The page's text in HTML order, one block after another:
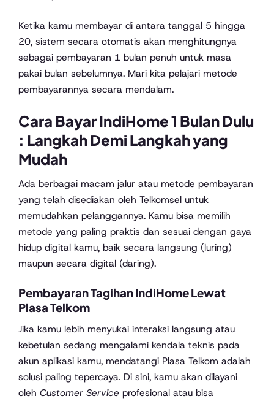
Ketika kamu membayar di antara tanggal 5 hingga
20, sistem secara otomatis akan menghitungnya
sebagai pembayaran 1 bulan penuh untuk masa
pakai bulan sebelumnya. Mari kita pelajari metode
pembayarannya secara mendalam.
Cara Bayar IndiHome 1 Bulan Dulu
: Langkah Demi Langkah yang
Mudah
Ada berbagai macam jalur atau metode pembayaran
yang telah disediakan oleh Telkomsel untuk
memudahkan pelanggannya. Kamu bisa memilih
metode yang paling praktis dan sesuai dengan gaya
hidup digital kamu, baik secara langsung (luring)
maupun secara digital (daring).
Pembayaran Tagihan IndiHome Lewat
Plasa Telkom
Jika kamu lebih menyukai interaksi langsung atau
kebetulan sedang mengalami kendala teknis pada
akun aplikasi kamu, mendatangi Plasa Telkom adalah
solusi paling tepercaya. Di sini, kamu akan dilayani
oleh Customer Service profesional atau bisa